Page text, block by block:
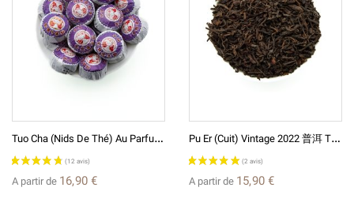
T
Uo Cha (nids De Thé) Au Parfum De Riz Nuomixiang 糯米香 Thé De Chine
A partir de 16,90 €
P
U Er (cuit) Vintage 2022 普洱 Thé De Chine
A partir de 15,90 €